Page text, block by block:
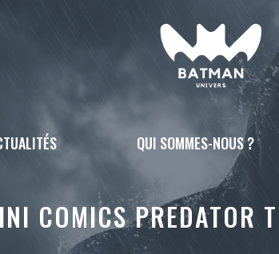
QUI SOMMES-NOUS ?
COMICS PREDATOR